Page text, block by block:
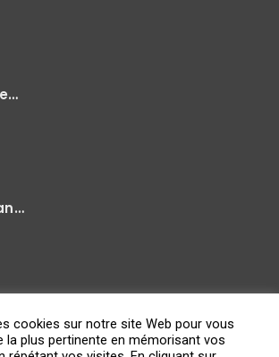
»
cookies sur notre site Web pour vous
la plus pertinente en mémorisant vos